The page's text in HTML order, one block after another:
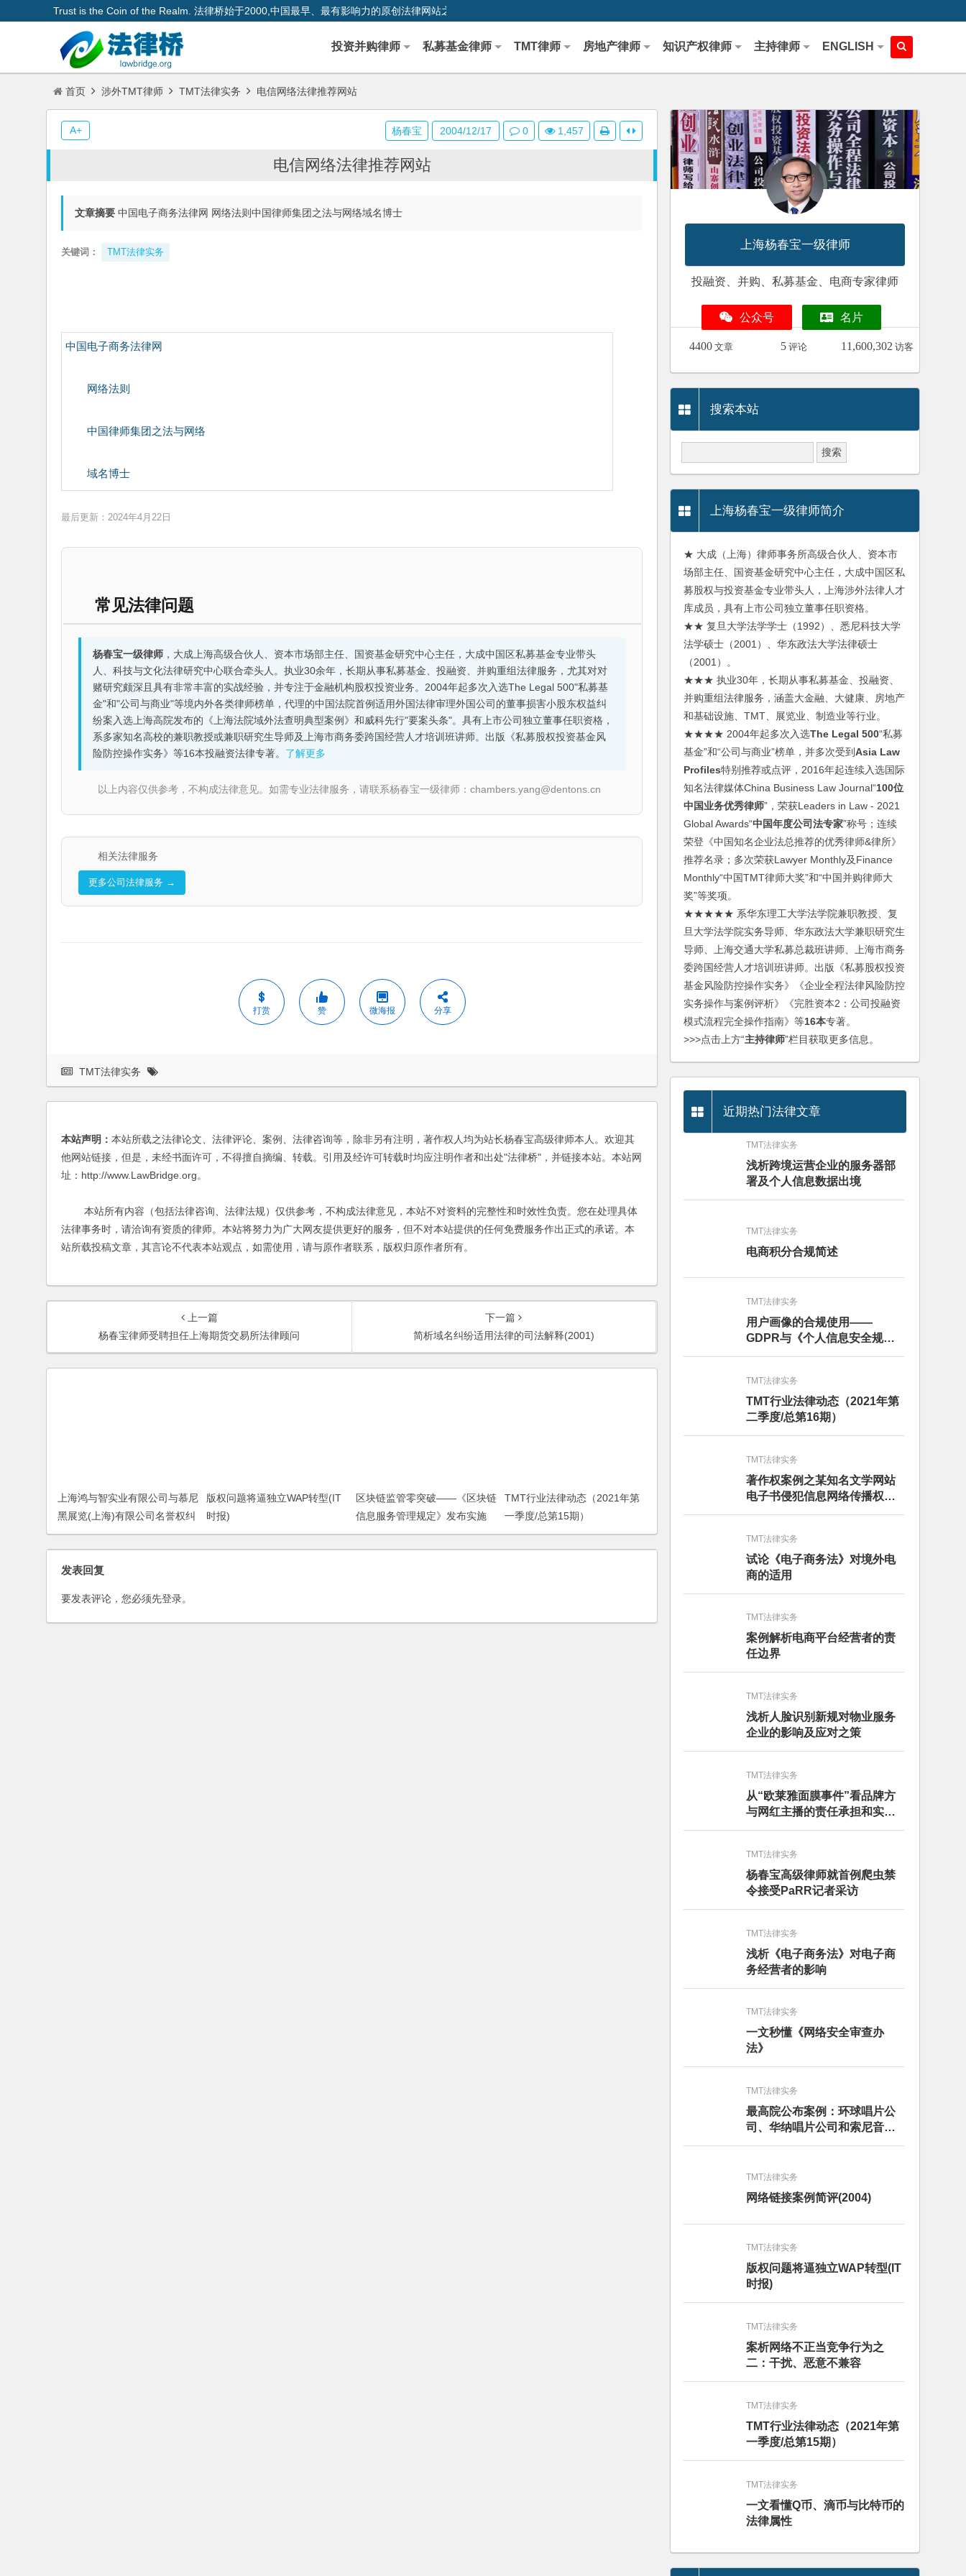
Trust is the Coin of the Realm. 法律桥始于2000,中国最早、最有影响力的原创法律网站之一
投资并购律师 私募基金律师 TMT律师 房地产律师 知识产权律师 主持律师 ENGLISH
首页 涉外TMT律师 TMT法律实务 电信网络法律推荐网站
电信网络法律推荐网站
文章摘要 中国电子商务法律网 网络法则中国律师集团之法与网络域名博士
关键词： TMT法律实务
中国电子商务法律网
网络法则
中国律师集团之法与网络
域名博士
最后更新：2024年4月22日
常见法律问题
杨春宝一级律师，大成上海高级合伙人、资本市场部主任、国资基金研究中心主任，大成中国区私募基金专业带头
人、科技与文化法律研究中心联合牵头人。执业30余年，长期从事私募基金、投融资、并购重组法律服务，尤其对对
赌研究颇深且具有非常丰富的实战经验，并专注于金融机构股权投资业务。2004年起多次入选The Legal 500"私募基
金"和"公司与商业"等境内外各类律师榜单，代理的中国法院首例适用外国法律审理外国公司的董事损害小股东权益纠
纷案入选上海高院发布的《上海法院域外法查明典型案例》和威科先行"要案头条"。具有上市公司独立董事任职资格，
系多家知名高校的兼职教授或兼职研究生导师及上海市商务委跨国经营人才培训班讲师。出版《私募股权投资基金风
险防控操作实务》等16本投融资法律专著。 了解更多
以上内容仅供参考，不构成法律意见。如需专业法律服务，请联系杨春宝一级律师：chambers.yang@dentons.cn
相关法律服务
更多公司法律服务 →
打赏 赞 微海报 分享
杨春宝 2004/12/17 0 1,457
A+
TMT法律实务
本站声明： 本站所载之法律论文、法律评论、案例、法律咨询等，除非另有注明，著作权人均为站长杨春宝高级律师本人。欢迎其
他网站链接，但是，未经书面许可，不得擅自摘编、转载。引用及经许可转载时均应注明作者和出处"法律桥"，并链接本站。本站网
址：http://www.LawBridge.org。
本站所有内容（包括法律咨询、法律法规）仅供参考，不构成法律意见，本站不对资料的完整性和时效性负责。您在处理具体
法律事务时，请洽询有资质的律师。本站将努力为广大网友提供更好的服务，但不对本站提供的任何免费服务作出正式的承诺。本
站所载投稿文章，其言论不代表本站观点，如需使用，请与原作者联系，版权归原作者所有。
上一篇
杨春宝律师受聘担任上海期货交易所法律顾问
下一篇
简析域名纠纷适用法律的司法解释(2001)
上海鸿与智实业有限公司与慕尼
黑展览(上海)有限公司名誉权纠
纷案
版权问题将逼独立WAP转型(IT
时报)
区块链监管零突破——《区块链
信息服务管理规定》发布实施
TMT行业法律动态（2021年第
一季度/总第15期）
发表回复
要发表评论，您必须先登录。
上海杨春宝一级律师
投融资、并购、私募基金、电商专家律师
公众号 名片
4400 文章 5 评论 11,600,302 访客
搜索本站
上海杨春宝一级律师简介
★ 大成（上海）律师事务所高级合伙人、资本市
场部主任、国资基金研究中心主任，大成中国区私
募股权与投资基金专业带头人，上海涉外法律人才
库成员，具有上市公司独立董事任职资格。
★★ 复旦大学法学学士（1992）、悉尼科技大学
法学硕士（2001）、华东政法大学法律硕士
（2001）。
★★★ 执业30年，长期从事私募基金、投融资、
并购重组法律服务，涵盖大金融、大健康、房地产
和基础设施、TMT、展览业、制造业等行业。
★★★★ 2004年起多次入选The Legal 500“私募
基金”和“公司与商业”榜单，并多次受到Asia Law
Profiles特别推荐或点评，2016年起连续入选国际
知名法律媒体China Business Law Journal“100位
中国业务优秀律师”，荣获Leaders in Law - 2021
Global Awards“中国年度公司法专家”称号；连续
荣登《中国知名企业法总推荐的优秀律师&律所》
推荐名录；多次荣获Lawyer Monthly及Finance
Monthly“中国TMT律师大奖”和“中国并购律师大
奖”等奖项。
★★★★★ 系华东理工大学法学院兼职教授、复
旦大学法学院实务导师、华东政法大学兼职研究生
导师、上海交通大学私募总裁班讲师、上海市商务
委跨国经营人才培训班讲师。出版《私募股权投资
基金风险防控操作实务》《企业全程法律风险防控
实务操作与案例评析》《完胜资本2：公司投融资
模式流程完全操作指南》等16本专著。
>>>点击上方“主持律师”栏目获取更多信息。
近期热门法律文章
TMT法律实务
浅析跨境运营企业的服务器部
署及个人信息数据出境
TMT法律实务
电商积分合规简述
TMT法律实务
用户画像的合规使用——
GDPR与《个人信息安全规
范》的比较分析
TMT法律实务
TMT行业法律动态（2021年第
二季度/总第16期）
TMT法律实务
著作权案例之某知名文学网站
电子书侵犯信息网络传播权纠
纷
TMT法律实务
试论《电子商务法》对境外电
商的适用
TMT法律实务
案例解析电商平台经营者的责
任边界
TMT法律实务
浅析人脸识别新规对物业服务
企业的影响及应对之策
TMT法律实务
从“欧莱雅面膜事件”看品牌方
与网红主播的责任承担和实务
建议
TMT法律实务
杨春宝高级律师就首例爬虫禁
令接受PaRR记者采访
TMT法律实务
浅析《电子商务法》对电子商
务经营者的影响
TMT法律实务
一文秒懂《网络安全审查办
法》
TMT法律实务
最高院公布案例：环球唱片公
司、华纳唱片公司和索尼音乐
娱乐公司与百度公司侵犯著作
TMT法律实务
网络链接案例简评(2004)
TMT法律实务
版权问题将逼独立WAP转型(IT
时报)
TMT法律实务
案析网络不正当竞争行为之
二：干扰、恶意不兼容
TMT法律实务
TMT行业法律动态（2021年第
一季度/总第15期）
TMT法律实务
一文看懂Q币、滴币与比特币的
法律属性